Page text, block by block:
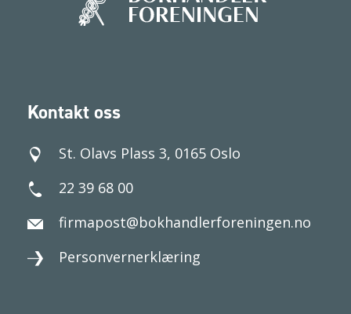
Kontakt oss
St. Olavs Plass 3, 0165 Oslo
22 39 68 00
firmapost@bokhandlerforeningen.no
Personvernerklæring